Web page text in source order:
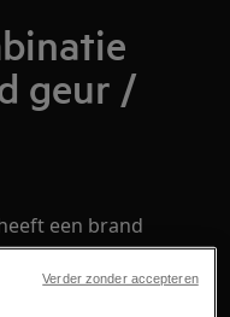
geur /
een brand
Verder zonder accepteren